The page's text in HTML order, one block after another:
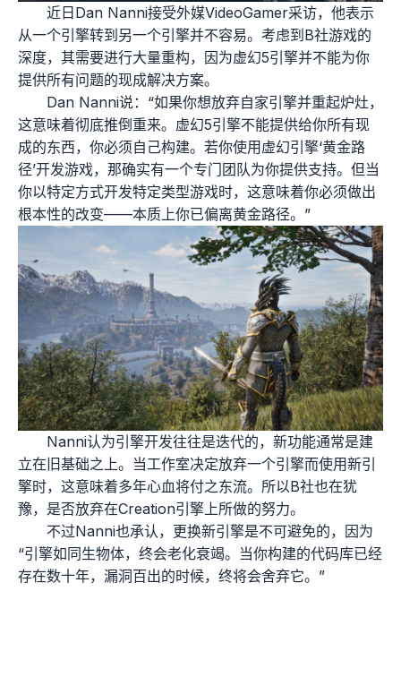
近日Dan Nanni接受外媒VideoGamer采访，他表示
从一个引擎转到另一个引擎并不容易。考虑到B社游戏的
深度，其需要进行大量重构，因为虚幻5引擎并不能为你
提供所有问题的现成解决方案。
Dan Nanni说：“如果你想放弃自家引擎并重起炉灶，
这意味着彻底推倒重来。虚幻5引擎不能提供给你所有现
成的东西，你必须自己构建。若你使用虚幻引擎‘黄金路
径’开发游戏，那确实有一个专门团队为你提供支持。但当
你以特定方式开发特定类型游戏时，这意味着你必须做出
根本性的改变——本质上你已偏离黄金路径。”
Nanni认为引擎开发往往是迭代的，新功能通常是建
立在旧基础之上。当工作室决定放弃一个引擎而使用新引
擎时，这意味着多年心血将付之东流。所以B社也在犹
豫，是否放弃在Creation引擎上所做的努力。
不过Nanni也承认，更换新引擎是不可避免的，因为
“引擎如同生物体，终会老化衰竭。当你构建的代码库已经
存在数十年，漏洞百出的时候，终将会舍弃它。”